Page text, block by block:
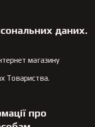
даних.
магазину
Товариства.
про